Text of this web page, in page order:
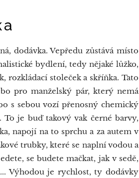
dodávka. Vepředu zůstává místo
bydlení, tedy nějaké lůžko,
rozkládací stoleček a skříňka. Tato
pro manželský pár, který nemá
s sebou vozí přenosný chemický
je buď takový vak černé barvy,
napojí na to sprchu a za autem v
trubky, které se naplní vodou a
se budete mačkat, jak v sedě,
Výhodou je rychlost, ty dodávky